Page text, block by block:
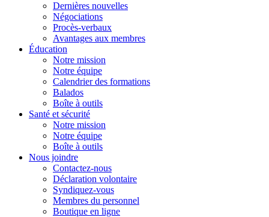
Dernières nouvelles
Négociations
Procès-verbaux
Avantages aux membres
Éducation
Notre mission
Notre équipe
Calendrier des formations
Balados
Boîte à outils
Santé et sécurité
Notre mission
Notre équipe
Boîte à outils
Nous joindre
Contactez-nous
Déclaration volontaire
Syndiquez-vous
Membres du personnel
Boutique en ligne